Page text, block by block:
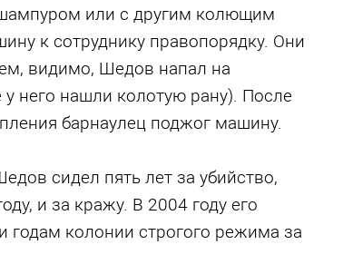
или с другим колющим
к сотруднику правопорядку. Они
видимо, Шедов напал на
него нашли колотую рану). После
барнаулец поджог машину.
сидел пять лет за убийство,
и за кражу. В 2004 году его
годам колонии строгого режима за